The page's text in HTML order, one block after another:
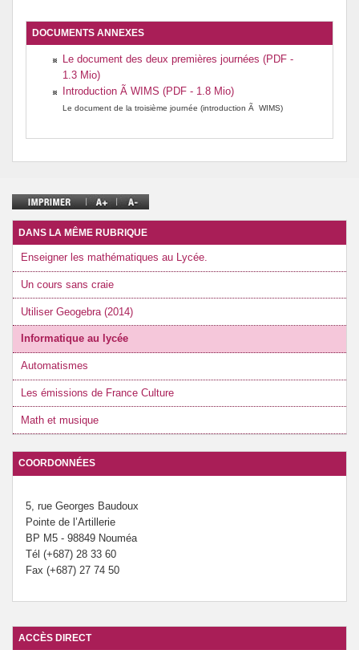
DOCUMENTS ANNEXES
Le document des deux premières journées (PDF -
1.3 Mio)
Introduction Ã WIMS (PDF - 1.8 Mio)
Le document de la troisième journée (introduction Ã WIMS)
DANS LA MÊME RUBRIQUE
Enseigner les mathématiques au Lycée.
Un cours sans craie
Utiliser Geogebra (2014)
Informatique au lycée
Automatismes
Les émissions de France Culture
Math et musique
COORDONNÉES
5, rue Georges Baudoux
Pointe de l’Artillerie
BP M5 - 98849 Nouméa
Tél (+687) 28 33 60
Fax (+687) 27 74 50
ACCÈS DIRECT